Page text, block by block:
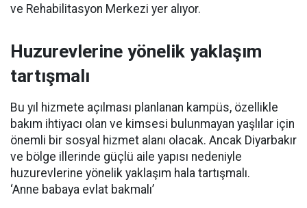
ve Rehabilitasyon Merkezi yer alıyor.
Huzurevlerine yönelik yaklaşım
tartışmalı
Bu yıl hizmete açılması planlanan kampüs, özellikle
bakım ihtiyacı olan ve kimsesi bulunmayan yaşlılar için
önemli bir sosyal hizmet alanı olacak. Ancak Diyarbakır
ve bölge illerinde güçlü aile yapısı nedeniyle
huzurevlerine yönelik yaklaşım hala tartışmalı.
‘Anne babaya evlat bakmalı’